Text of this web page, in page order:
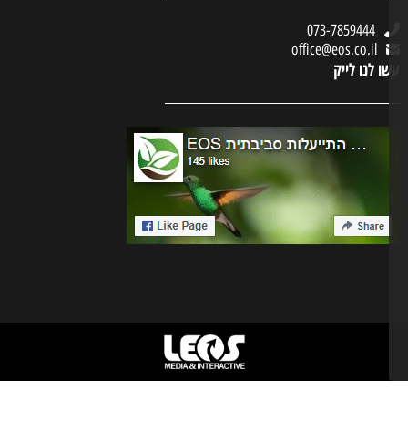
073-7859444
office@eos.co.il
לנו לייק